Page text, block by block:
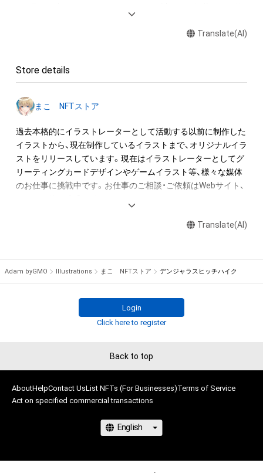
・作品の二次配布。
・無断でのSNSやWebサイトへのアップロード。
・無断でのゲームやグッズ、広告などへの商用利用。
作品の使用をご希望の際は必ず事前にご相談願います。掲載・
使用先内容によってはお断りすることもございますのでご了承
ください。
者【まこ：haramakoto.w★gmail.com（★を@に変えてくださ
Translate(AI)
Store details
まこ NFTストア
過去本格的にイラストレーターとして活動する以前に制作した
イラストから、現在制作しているイラストまで、オリジナルイラ
ストをリリースしています。現在はイラストレーターとしてグ
リーティングカードデザインやゲームイラスト等、様々な媒体
のお仕事に挑戦中です。お仕事のご相談・ご依頼はWebサイト、
Translate(AI)
Adam byGMO Illustrations まこ NFTストア デンジャラスヒッチハイク
Login
Click here to register
Back to top
AboutHelpContact UsList NFTs (For Businesses)Terms of Service
Act on specified commercial transactions